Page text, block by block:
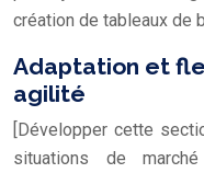
création de tableaux de
Adaptation et
agilité
[Développer cette
situations de